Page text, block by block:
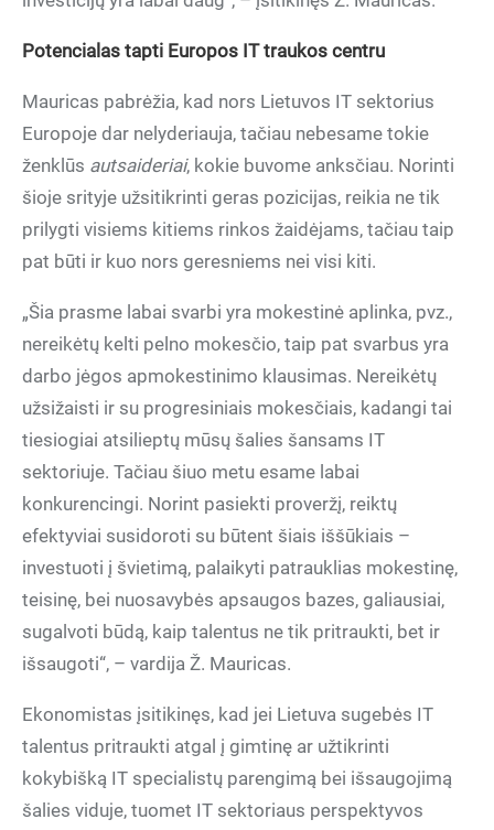
Potencialas tapti Europos IT traukos centru
Mauricas pabrėžia, kad nors Lietuvos IT sektorius
Europoje dar nelyderiauja, tačiau nebesame tokie
ženklūs autsaideriai, kokie buvome anksčiau. Norinti
šioje srityje užsitikrinti geras pozicijas, reikia ne tik
prilygti visiems kitiems rinkos žaidėjams, tačiau taip
pat būti ir kuo nors geresniems nei visi kiti.
„Šia prasme labai svarbi yra mokestinė aplinka, pvz.,
nereikėtų kelti pelno mokesčio, taip pat svarbus yra
darbo jėgos apmokestinimo klausimas. Nereikėtų
užsižaisti ir su progresiniais mokesčiais, kadangi tai
tiesiogiai atsilieptų mūsų šalies šansams IT
sektoriuje. Tačiau šiuo metu esame labai
konkurencingi. Norint pasiekti proveržį, reiktų
efektyviai susidoroti su būtent šiais iššūkiais –
investuoti į švietimą, palaikyti patrauklias mokestinę,
teisinę, bei nuosavybės apsaugos bazes, galiausiai,
sugalvoti būdą, kaip talentus ne tik pritraukti, bet ir
išsaugoti“, – vardija Ž. Mauricas.
Ekonomistas įsitikinęs, kad jei Lietuva sugebės IT
talentus pritraukti atgal į gimtinę ar užtikrinti
kokybišką IT specialistų parengimą bei išsaugojimą
šalies viduje, tuomet IT sektoriaus perspektyvos